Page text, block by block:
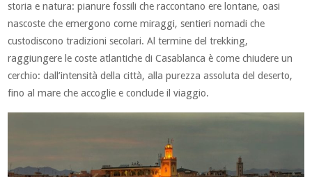
storia e natura: pianure fossili che raccontano ere lontane, oasi
nascoste che emergono come miraggi, sentieri nomadi che
custodiscono tradizioni secolari. Al termine del trekking,
raggiungere le coste atlantiche di Casablanca è come chiudere un
cerchio: dall’intensità della città, alla purezza assoluta del deserto,
fino al mare che accoglie e conclude il viaggio.